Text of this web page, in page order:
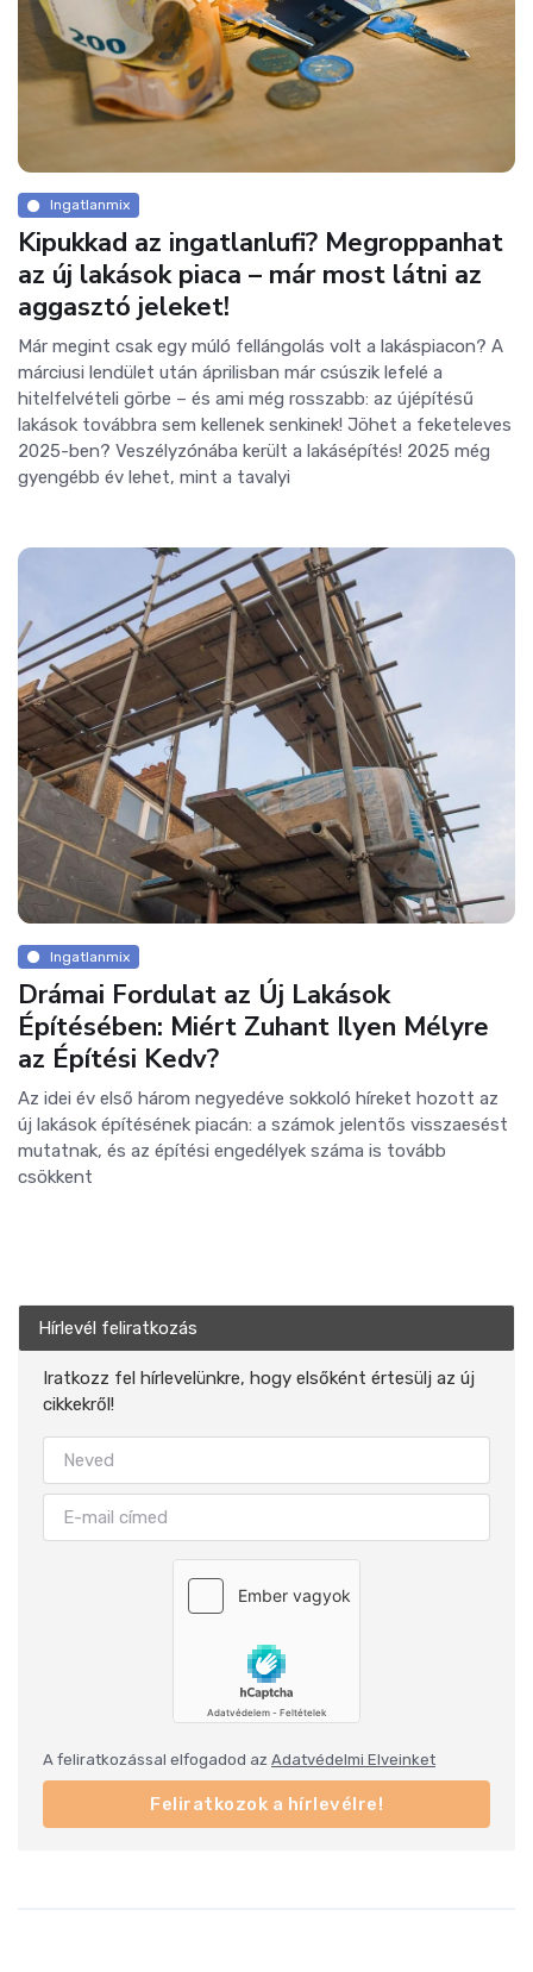
Ingatlanmix
Kipukkad az ingatlanlufi? Megroppanhat
az új lakások piaca – már most látni az
aggasztó jeleket!
Már megint csak egy múló fellángolás volt a lakáspiacon? A
márciusi lendület után áprilisban már csúszik lefelé a
hitelfelvételi görbe – és ami még rosszabb: az újépítésű
lakások továbbra sem kellenek senkinek! Jöhet a feketeleves
2025-ben? Veszélyzónába került a lakásépítés! 2025 még
gyengébb év lehet, mint a tavalyi
Ingatlanmix
Drámai Fordulat az Új Lakások
Építésében: Miért Zuhant Ilyen Mélyre
az Építési Kedv?
Az idei év első három negyedéve sokkoló híreket hozott az
új lakások építésének piacán: a számok jelentős visszaesést
mutatnak, és az építési engedélyek száma is tovább
csökkent
Hírlevél feliratkozás
Iratkozz fel hírlevelünkre, hogy elsőként értesülj az új
cikkekről!
A feliratkozással elfogadod az Adatvédelmi Elveinket
Feliratkozok a hírlevélre!